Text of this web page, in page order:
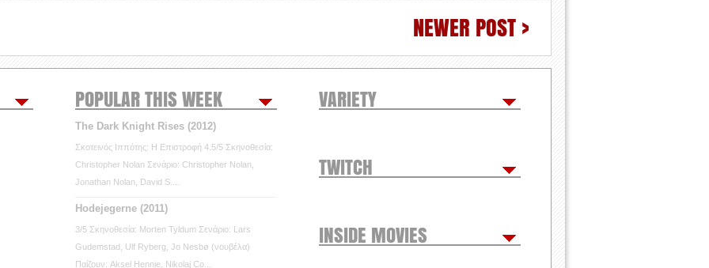
NEWER POST >
POPULAR THIS WEEK
The Dark Knight Rises (2012)
Σκοτεινός Ιππότης: Η Επιστροφή 4.5/5 Σκηνοθεσία:
Christopher Nolan Σενάριο: Christopher Nolan,
Jonathan Nolan, David S....
Hodejegerne (2011)
3/5 Σκηνοθεσία: Morten Tyldum Σενάριο: Lars
Gudemstad, Ulf Ryberg, Jo Nesbø (νουβέλα)
Παίζουν: Aksel Hennie, Nikolaj Co...
VARIETY
TWITCH
INSIDE MOVIES